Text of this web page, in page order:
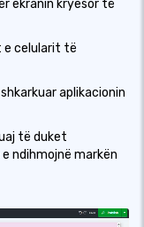
ekranin kryesor të
celularit të
aplikacionin
të duket
ndihmojnë markën